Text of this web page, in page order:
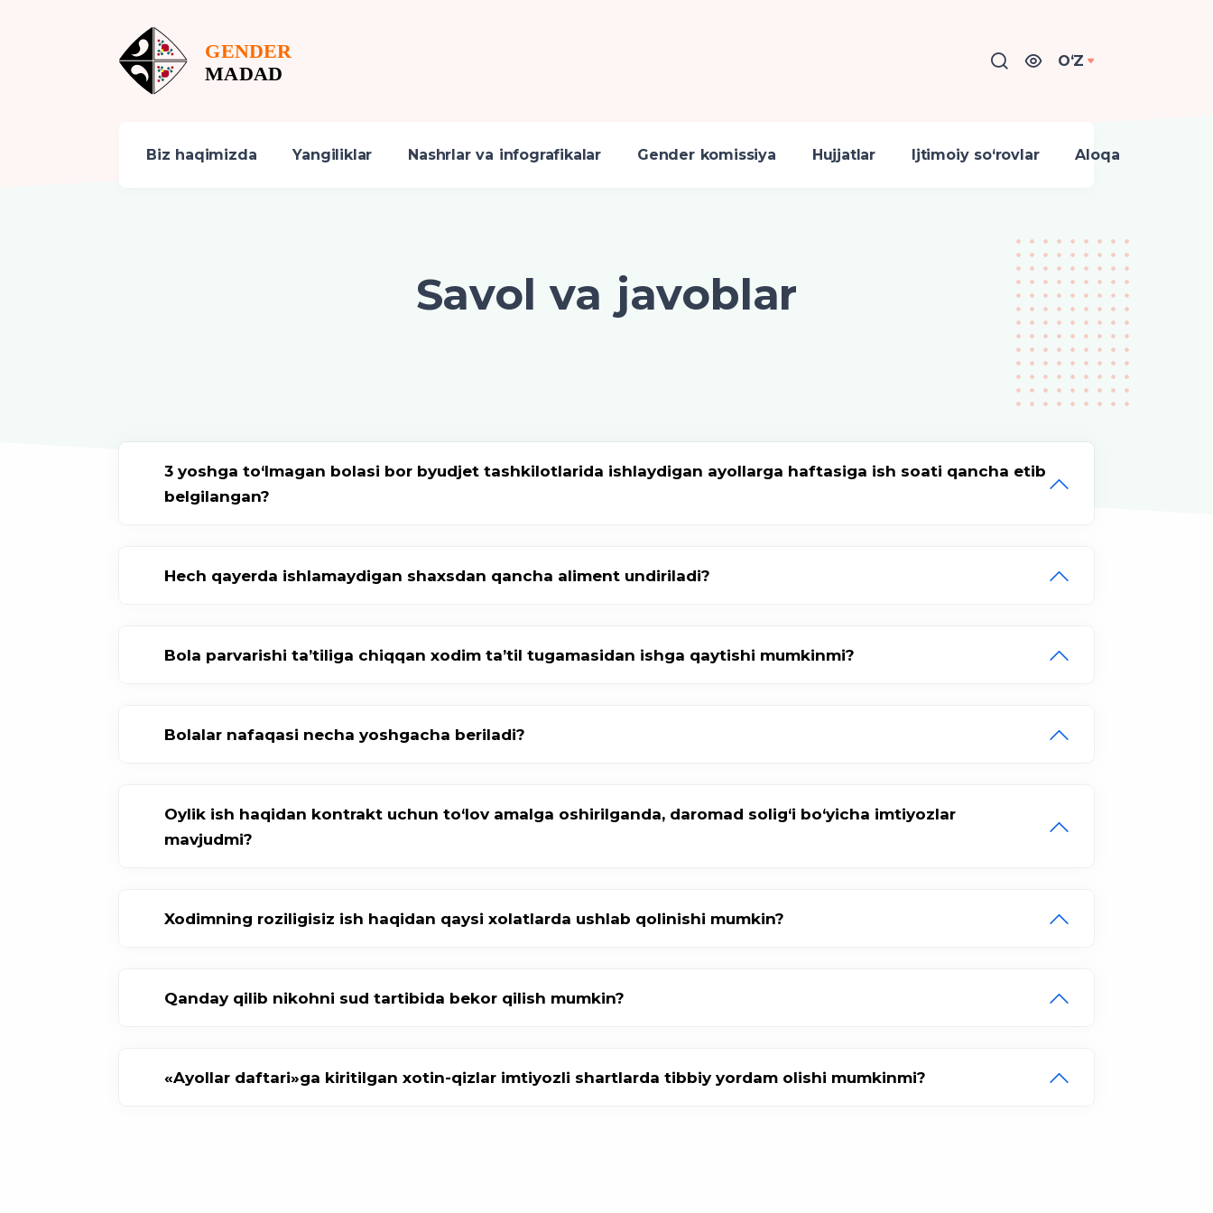
OʻZ
Biz haqimizda Yangiliklar Nashrlar va infografikalar Gender komissiya Hujjatlar Ijtimoiy so‘rovlar Aloqa
Savol va javoblar
3 yoshga to‘lmagan bolasi bor byudjet tashkilotlarida ishlaydigan ayollarga haftasiga ish soati qancha etib
belgilangan?
Hech qayerda ishlamaydigan shaxsdan qancha aliment undiriladi?
Bola parvarishi taʼtiliga chiqqan xodim taʼtil tugamasidan ishga qaytishi mumkinmi?
Bolalar nafaqasi necha yoshgacha beriladi?
Oylik ish haqidan kontrakt uchun to‘lov amalga oshirilganda, daromad solig‘i bo‘yicha imtiyozlar
mavjudmi?
Xodimning roziligisiz ish haqidan qaysi xolatlarda ushlab qolinishi mumkin?
Qanday qilib nikohni sud tartibida bekor qilish mumkin?
«Ayollar daftari»ga kiritilgan xotin-qizlar imtiyozli shartlarda tibbiy yordam olishi mumkinmi?